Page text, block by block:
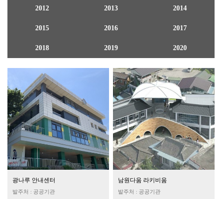
2012 2013 2014
2015 2016 2017
2018 2019 2020
광나루 안내센터
발주처 : 공공기관
남원다움 라키비움
발주처 : 공공기관